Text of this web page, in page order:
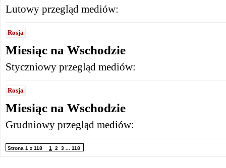
Lutowy przegląd mediów:
Rosja
Miesiąc na Wschodzie
Styczniowy przegląd mediów:
Rosja
Miesiąc na Wschodzie
Grudniowy przegląd mediów:
Strona 1 z 118 1 2 3 118